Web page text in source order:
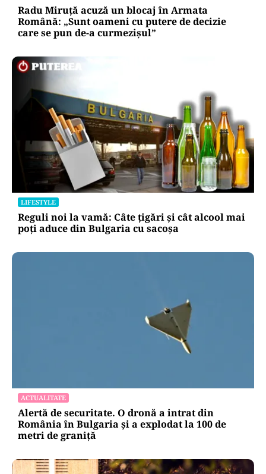
Radu Miruță acuză un blocaj în Armata
Română: „Sunt oameni cu putere de decizie
care se pun de-a curmezișul”
LIFESTYLE
Reguli noi la vamă: Câte țigări și cât alcool mai
poți aduce din Bulgaria cu sacoșa
ACTUALITATE
Alertă de securitate. O dronă a intrat din
România în Bulgaria şi a explodat la 100 de
metri de graniţă